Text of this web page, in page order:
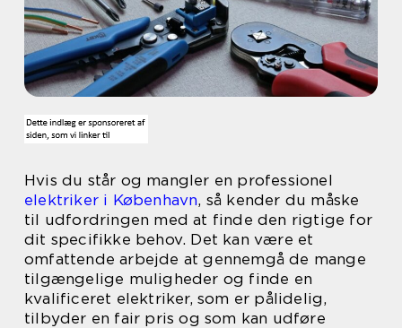
Hvis du står og mangler en professionel
elektriker i København, så kender du måske
til udfordringen med at finde den rigtige for
dit specifikke behov. Det kan være et
omfattende arbejde at gennemgå de mange
tilgængelige muligheder og finde en
kvalificeret elektriker, som er pålidelig,
tilbyder en fair pris og som kan udføre